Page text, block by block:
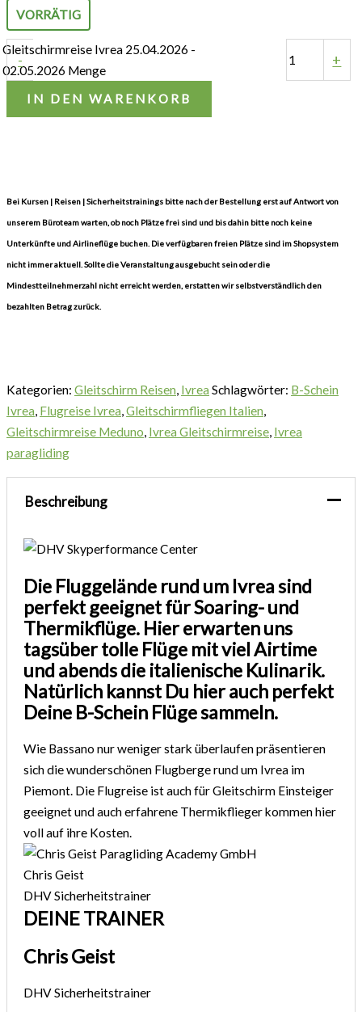
VORRÄTIG
-
Gleitschirmreise Ivrea 25.04.2026 -
02.05.2026 Menge
+
IN DEN WARENKORB
Bei Kursen | Reisen | Sicherheitstrainings bitte nach der Bestellung erst auf Antwort von
unserem Büroteam warten, ob noch Plätze frei sind und bis dahin bitte noch keine
Unterkünfte und Airlineflüge buchen. Die verfügbaren freien Plätze sind im Shopsystem
nicht immer aktuell. Sollte die Veranstaltung ausgebucht sein oder die
Mindestteilnehmerzahl nicht erreicht werden, erstatten wir selbstverständlich den
bezahlten Betrag zurück.
Kategorien: Gleitschirm Reisen, Ivrea Schlagwörter: B-Schein
Ivrea, Flugreise Ivrea,Gleitschirmfliegen Italien,
Gleitschirmreise Meduno, Ivrea Gleitschirmreise, Ivrea
paragliding
Beschreibung
Die Fluggelände rund um Ivrea sind
perfekt geeignet für Soaring- und
Thermikflüge. Hier erwarten uns
tagsüber tolle Flüge mit viel Airtime
und abends die italienische Kulinarik.
Natürlich kannst Du hier auch perfekt
Deine B-Schein Flüge sammeln.
Wie Bassano nur weniger stark überlaufen präsentieren
sich die wunderschönen Flugberge rund um Ivrea im
Piemont. Die Flugreise ist auch für Gleitschirm Einsteiger
geeignet und auch erfahrene Thermikflieger kommen hier
voll auf ihre Kosten.
Chris Geist
DHV Sicherheitstrainer
DEINE TRAINER
Chris Geist
DHV Sicherheitstrainer